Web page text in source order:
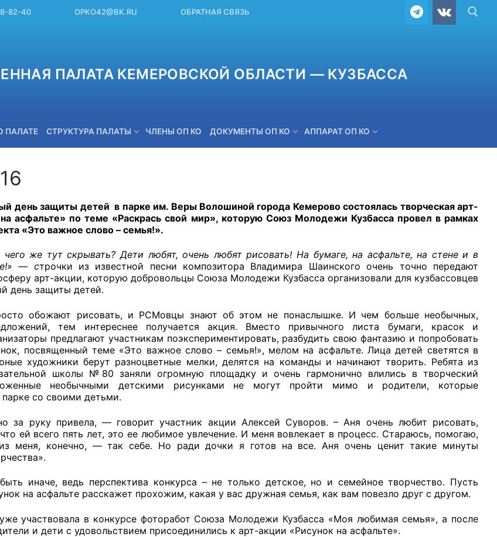
82-40 OPKO42@BK.RU ОБРАТНАЯ СВЯЗЬ
ПАЛАТА КЕМЕРОВСКОЙ ОБЛАСТИ — КУЗБАССА
ПАЛАТЕ СТРУКТУРА ПАЛАТЫ ЧЛЕНЫ ОП КО ДОКУМЕНТЫ ОП КО АППАРАТ ОП КО
OPKO42@BK.RU ОБРАТНАЯ СВЯЗЬ
при территориальных органах федеральных органов
по проведению независимой оценки качества условий
КО
день защиты детей в парке им. Веры Волошиной города Кемерово состоялась творческая арт-
асфальте» по теме «Раскрась свой мир», которую Союз Молодежи Кузбасса провел в рамках
«Это важное слово – семья!».
чего же тут скрывать?Дети любят, очень любят рисовать! На бумаге, на асфальте, на стене и в
— строчки из известной песни композитора Владимира Шаинского очень точно передают
арт-акции, которую добровольцы Союза Молодежи Кузбасса организовали для кузбассовцев
день защиты детей.
обожают рисовать, и РСМовцы знают об этом не понаслышке. И чем больше необычных,
тем интереснее получается акция. Вместо привычного листа бумаги, красок и
предлагают участникам поэкспериментировать, разбудить свою фантазию и попробовать
посвященный теме «Это важное слово – семья!», мелом на асфальте. Лица детей светятся в
художники берут разноцветные мелки, делятся на команды и начинают творить. Ребята из
школы №80 заняли огромную площадку и очень гармонично влились в творческий
необычными детскими рисунками не могут пройти мимо и родители, которые
парке со своими детьми.
за руку привела, — говорит участник акции Алексей Суворов. – Аня очень любит рисовать,
ей всего пять лет, это ее любимое увлечение. И меня вовлекает в процесс. Стараюсь, помогаю,
меня, конечно, — так себе. Но ради дочки я готов на все. Аня очень ценит такие минуты
иначе, ведь перспектива конкурса – не только детское, но и семейное творчество. Пусть
на асфальте расскажет прохожим, какая у вас дружная семья, как вам повезло друг с другом.
участвовала в конкурсе фоторабот Союза Молодежи Кузбасса «Моя любимая семья», а после
и дети с удовольствием присоединились к арт-акции «Рисунок на асфальте».